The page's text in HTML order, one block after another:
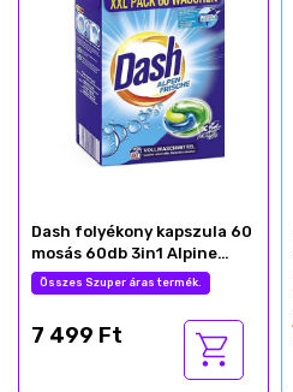
Dash folyékony kapszula 60
mosás 60db 3in1 Alpine
Fresh
Összes Szuper áras termék.
7 499 Ft